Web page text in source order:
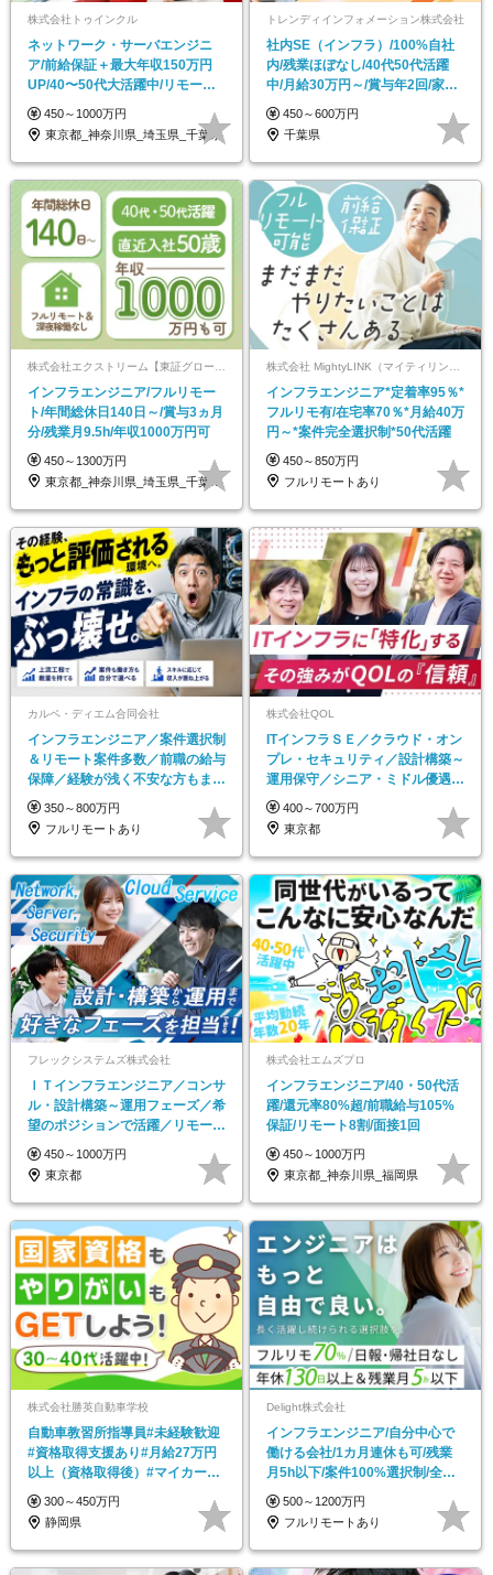
株式会社トゥインクル
ネットワーク・サーバエンジニ
ア/前給保証＋最大年収150万円
UP/40〜50代大活躍中/リモート
有/案件選択制
450～1000万円
東京都_神奈川県_埼玉県_千葉県
トレンディインフォメーション株式会社
社内SE（インフラ）/100%自社
内/残業ほぼなし/40代50代活躍
中/月給30万円～/賞与年2回/家賃
補助有
450～600万円
千葉県
インフラエンジニア/フルリモー
ト/年間総休日140日～/賞与3ヵ月
分/残業月9.5h/年収1000万円可
450～1300万円
東京都_神奈川県_埼玉県_千葉県_大阪府…
インフラエンジニア*定着率95％*
フルリモ有/在宅率70％*月給40万
円～*案件完全選択制*50代活躍
450～850万円
フルリモートあり
カルペ・ディエム合同会社
インフラエンジニア／案件選択制
＆リモート案件多数／前職の給与
保障／経験が浅く不安な方もまず
は応募OK
350～800万円
フルリモートあり
株式会社QOL
ITインフラＳＥ／クラウド・オン
プレ・セキュリティ／設計構築～
運用保守／シニア・ミドル優遇歓
迎／リモート勤務可
400～700万円
東京都
フレックシステムズ株式会社
ＩＴインフラエンジニア／コンサ
ル・設計構築～運用フェーズ／希
望のポジションで活躍／リモート
OK／福利厚生充実！
450～1000万円
東京都
株式会社エムズプロ
インフラエンジニア/40・50代活
躍/還元率80%超/前職給与105%
保証/リモート8割/面接1回
450～1000万円
東京都_神奈川県_福岡県
株式会社勝英自動車学校
自動車教習所指導員#未経験歓迎
#資格取得支援あり#月給27万円
以上（資格取得後）#マイカー通
勤OK#転勤なし
300～450万円
静岡県
Delight株式会社
インフラエンジニア/自分中心で
働ける会社/1カ月連休も可/残業
月5h以下/案件100%選択制/全国
から応募歓迎
500～1200万円
フルリモートあり